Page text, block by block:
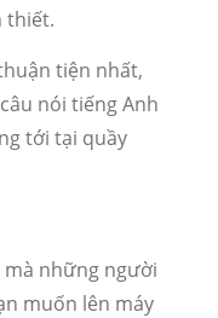
thiết.
tiện nhất,
nói tiếng Anh
tới tại quầy
mà những người
muốn lên máy